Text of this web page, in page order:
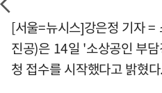
[서울=뉴시스]강은정 기자
진공)은 14일 '소상공인 부
청 접수를 시작했다고 밝혔다.